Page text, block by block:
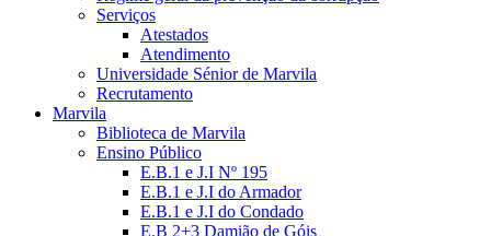
Serviços
Atestados
Atendimento
Universidade Sénior de Marvila
Recrutamento
Marvila
Biblioteca de Marvila
Ensino Público
E.B.1 e J.I Nº 195
E.B.1 e J.I do Armador
E.B.1 e J.I do Condado
E.B 2+3 Damião de Góis